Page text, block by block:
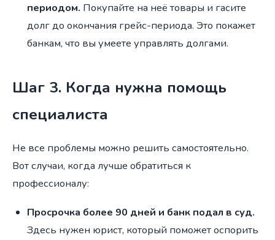
периодом. Покупайте на неё товары и гасите
долг до окончания грейс-периода. Это покажет
банкам, что вы умеете управлять долгами.
Шаг 3. Когда нужна помощь
специалиста
Не все проблемы можно решить самостоятельно.
Вот случаи, когда лучше обратиться к
профессионалу:
Просрочка более 90 дней и банк подал в суд.
Здесь нужен юрист, который поможет оспорить